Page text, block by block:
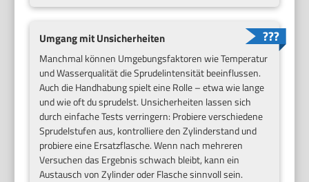
Umgang mit Unsicherheiten
Manchmal können Umgebungsfaktoren wie Temperatur
und Wasserqualität die Sprudelintensität beeinflussen.
Auch die Handhabung spielt eine Rolle – etwa wie lange
und wie oft du sprudelst. Unsicherheiten lassen sich
durch einfache Tests verringern: Probiere verschiedene
Sprudelstufen aus, kontrolliere den Zylinderstand und
probiere eine Ersatzflasche. Wenn nach mehreren
Versuchen das Ergebnis schwach bleibt, kann ein
Austausch von Zylinder oder Flasche sinnvoll sein.